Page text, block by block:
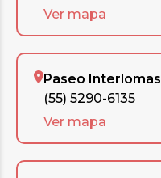
Ver mapa
Paseo Interlomas
(55) 5290-6135
Ver mapa